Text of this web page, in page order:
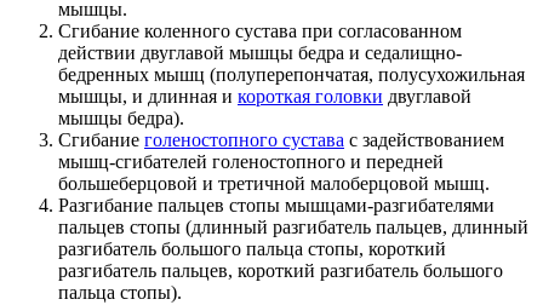
мышцы.
Сгибание коленного сустава при согласованном
действии двуглавой мышцы бедра и седалищно-
бедренных мышц (полуперепончатая, полусухожильная
мышцы, и длинная и короткая головки двуглавой
мышцы бедра).
Сгибание голеностопного сустава с задействованием
мышц-сгибателей голеностопного и передней
большеберцовой и третичной малоберцовой мышц.
Разгибание пальцев стопы мышцами-разгибателями
пальцев стопы (длинный разгибатель пальцев, длинный
разгибатель большого пальца стопы, короткий
разгибатель пальцев, короткий разгибатель большого
пальца стопы).